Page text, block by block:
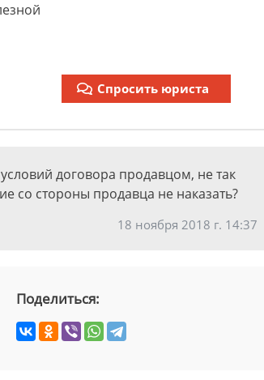
Спросить юриста
договора продавцом, не так
со стороны продавца не наказать?
18 ноября 2018 г. 14:37
Поделиться: